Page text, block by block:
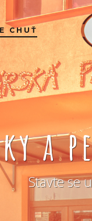
CHUŤ
a
Stavte se